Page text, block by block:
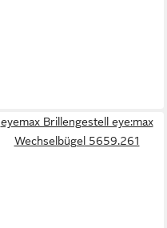
eyemax Brillengestell eye:max
Wechselbügel 5659.261